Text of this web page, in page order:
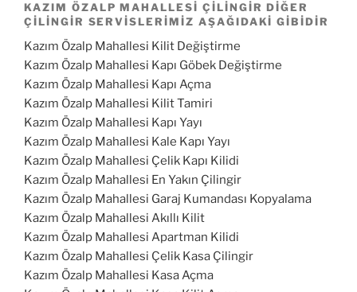
KAZIM ÖZALP MAHALLESI ÇILINGIR DIĞER
ÇILINGIR SERVISLERIMIZ AŞAĞIDAKI GIBIDIR
Kazım Özalp Mahallesi Kilit Değiştirme
Kazım Özalp Mahallesi Kapı Göbek Değiştirme
Kazım Özalp Mahallesi Kapı Açma
Kazım Özalp Mahallesi Kilit Tamiri
Kazım Özalp Mahallesi Kapı Yayı
Kazım Özalp Mahallesi Kale Kapı Yayı
Kazım Özalp Mahallesi Çelik Kapı Kilidi
Kazım Özalp Mahallesi En Yakın Çilingir
Kazım Özalp Mahallesi Garaj Kumandası Kopyalama
Kazım Özalp Mahallesi Akıllı Kilit
Kazım Özalp Mahallesi Apartman Kilidi
Kazım Özalp Mahallesi Çelik Kasa Çilingir
Kazım Özalp Mahallesi Kasa Açma